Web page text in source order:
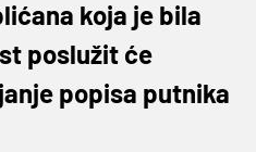
koja je bila
poslužit će
popisa putnika